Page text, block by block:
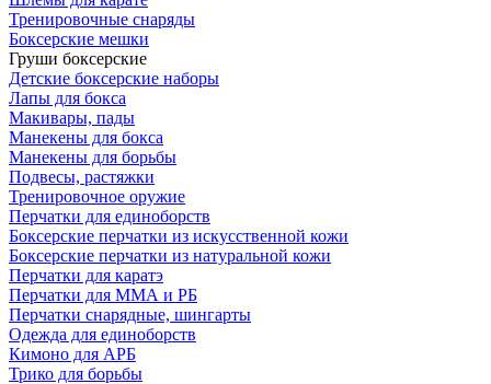
Тренировочные снаряды
Боксерские мешки
Груши боксерские
Детские боксерские наборы
Лапы для бокса
Макивары, пады
Манекены для бокса
Манекены для борьбы
Подвесы, растяжки
Тренировочное оружие
Перчатки для единоборств
Боксерские перчатки из искусственной кожи
Боксерские перчатки из натуральной кожи
Перчатки для каратэ
Перчатки для ММА и РБ
Перчатки снарядные, шингарты
Одежда для единоборств
Кимоно для АРБ
Трико для борьбы